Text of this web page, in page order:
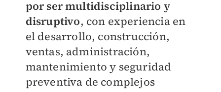
por ser multidisciplinario y
disruptivo, con experiencia en
el desarrollo, construcción,
ventas, administración,
mantenimiento y seguridad
preventiva de complejos